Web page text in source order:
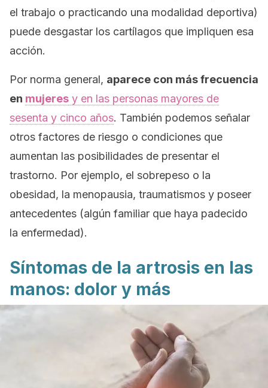
el trabajo o practicando una modalidad deportiva)
puede desgastar los cartílagos que impliquen esa
acción.
Por norma general, aparece con más frecuencia
en mujeres y en las personas mayores de
sesenta y cinco años. También podemos señalar
otros factores de riesgo o condiciones que
aumentan las posibilidades de presentar el
trastorno. Por ejemplo, el sobrepeso o la
obesidad, la menopausia, traumatismos y poseer
antecedentes (algún familiar que haya padecido
la enfermedad).
Síntomas de la artrosis en las
manos: dolor y más